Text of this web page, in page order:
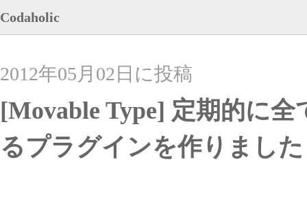
Codaholic
2012年05月02日に投稿
[Movable Type] 定期的に
るプラグインを作りました